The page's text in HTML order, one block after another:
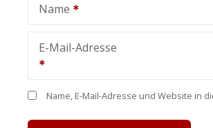
Name
E-Mail-Adresse
Name, E-Mail-Adresse und Website in